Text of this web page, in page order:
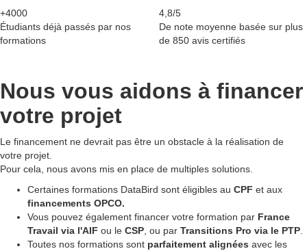
+4000
Étudiants déjà passés par nos
formations
4,8/5
De note moyenne basée sur plus
de 850 avis certifiés
Nous vous aidons à financer
votre projet
Le financement ne devrait pas être un obstacle à la réalisation de
votre projet.
Pour cela, nous avons mis en place de multiples solutions.
Certaines formations DataBird sont éligibles au CPF et aux
financements OPCO.
Vous pouvez également financer votre formation par France
Travail via l'AIF ou le CSP , ou par Transitions Pro via le PTP
Toutes nos formations sont parfaitement alignées avec les